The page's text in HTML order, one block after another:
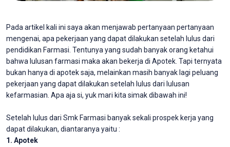
Pada artikel kali ini saya akan menjawab pertanyaan pertanyaan
mengenai, apa pekerjaan yang dapat dilakukan setelah lulus dari
pendidikan Farmasi. Tentunya yang sudah banyak orang ketahui
bahwa lulusan farmasi maka akan bekerja di Apotek. Tapi ternyata
bukan hanya di apotek saja, melainkan masih banyak lagi peluang
pekerjaan yang dapat dilakukan setelah lulus dari lulusan
kefarmasian. Apa aja si, yuk mari kita simak dibawah ini!
Setelah lulus dari Smk Farmasi banyak sekali prospek kerja yang
dapat dilakukan, diantaranya yaitu :
1. Apotek